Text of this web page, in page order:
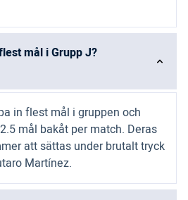
mål i Grupp J?
in flest mål i gruppen och
mål bakåt per match. Deras
att sättas under brutalt tryck
Martínez.